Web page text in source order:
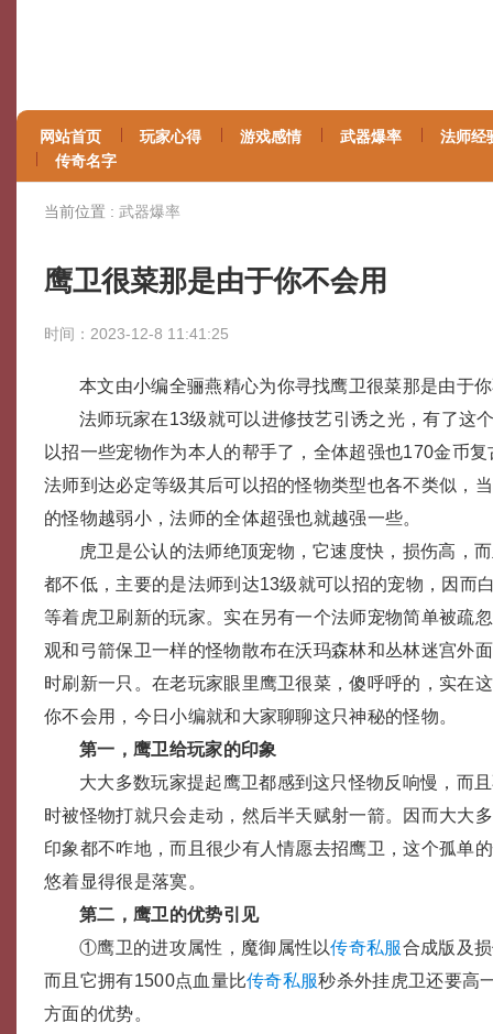
网站首页 玩家心得 游戏感情 武器爆率
法师经
传奇名字
当前位置 : 武器爆率
鹰卫很菜那是由于你不会用
时间：2023-12-8 11:41:25
本文由小编全骊燕精心为你寻找鹰卫很菜那是由于
法师玩家在13级就可以进修技艺引诱之光，有了这
以招一些宠物作为本人的帮手了，全体超强也170金币
法师到达必定等级其后可以招的怪物类型也各不类似，
的怪物越弱小，法师的全体超强也就越强一些。
虎卫是公认的法师绝顶宠物，它速度快，损伤高，
都不低，主要的是法师到达13级就可以招的宠物，因而
等着虎卫刷新的玩家。实在另有一个法师宠物简单被疏
观和弓箭保卫一样的怪物散布在沃玛森林和丛林迷宫外
时刷新一只。在老玩家眼里鹰卫很菜，傻呼呼的，实在
你不会用，今日小编就和大家聊聊这只神秘的怪物。
第一，鹰卫给玩家的印象
大大多数玩家提起鹰卫都感到这只怪物反响慢，而
时被怪物打就只会走动，然后半天赋射一箭。因而大大
印象都不咋地，而且很少有人情愿去招鹰卫，这个孤单
悠着显得很是落寞。
第二，鹰卫的优势引见
①鹰卫的进攻属性，魔御属性以传奇私服合成版及
而且它拥有1500点血量比传奇私服秒杀外挂虎卫还要高
方面的优势。